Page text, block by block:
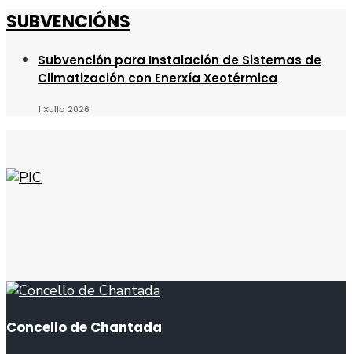
SUBVENCIÓNS
Subvención para Instalación de Sistemas de
Climatización con Enerxía Xeotérmica
1 Xullo 2026
Concello de Chantada